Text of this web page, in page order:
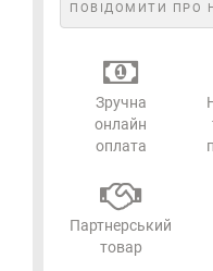
ПОВІДОМИТИ ПРО
Зручна
онлайн
оплата
Партнерський
товар